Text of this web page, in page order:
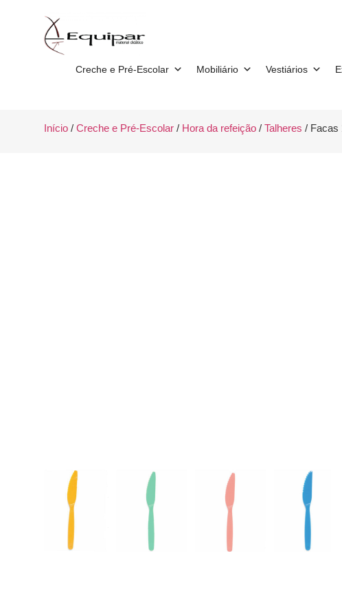
Creche e Pré-Escolar Mobiliário Vestiários
Início/ Creche e Pré-Escolar/ Hora da refeição/ Talheres / Facas